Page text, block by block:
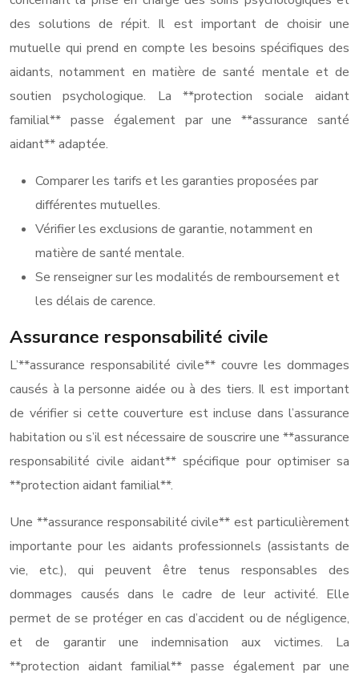
des solutions de répit. Il est important de choisir une
mutuelle qui prend en compte les besoins spécifiques des
aidants, notamment en matière de santé mentale et de
soutien psychologique. La **protection sociale aidant
familial** passe également par une **assurance santé
aidant** adaptée.
Comparer les tarifs et les garanties proposées par
différentes mutuelles.
Vérifier les exclusions de garantie, notamment en
matière de santé mentale.
Se renseigner sur les modalités de remboursement et
les délais de carence.
Assurance responsabilité civile
L’**assurance responsabilité civile** couvre les dommages
causés à la personne aidée ou à des tiers. Il est important
de vérifier si cette couverture est incluse dans l’assurance
habitation ou s’il est nécessaire de souscrire une **assurance
responsabilité civile aidant** spécifique pour optimiser sa
**protection aidant familial**.
Une **assurance responsabilité civile** est particulièrement
importante pour les aidants professionnels (assistants de
vie, etc.), qui peuvent être tenus responsables des
dommages causés dans le cadre de leur activité. Elle
permet de se protéger en cas d’accident ou de négligence,
et de garantir une indemnisation aux victimes. La
**protection aidant familial** passe également par une